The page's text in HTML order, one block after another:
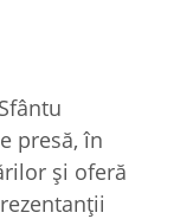
presă, în
și oferă